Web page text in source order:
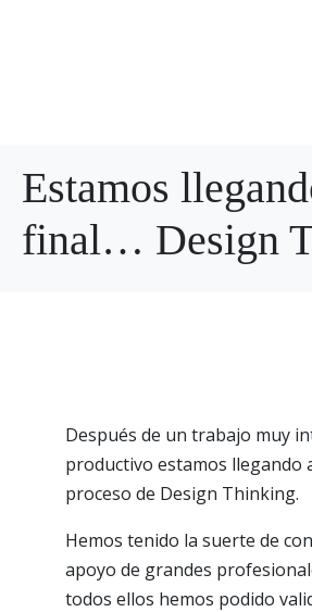
Estamos
final… Design
Después de un trabajo muy
productivo estamos llegando
proceso de Design Thinking.
Hemos tenido la suerte de
apoyo de grandes
todos ellos hemos podido